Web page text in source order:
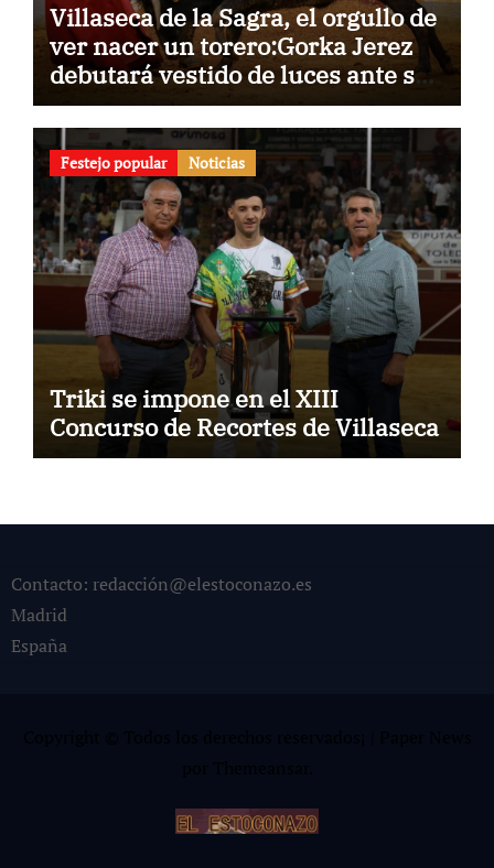
Villaseca de la Sagra, el orgullo de
ver nacer un torero:Gorka Jerez
debutará vestido de luces ante su
pueblo
Festejo popular Noticias
Triki se impone en el XIII
Concurso de Recortes de Villaseca
Contacto: redacción@elestoconazo.es
Madrid
España